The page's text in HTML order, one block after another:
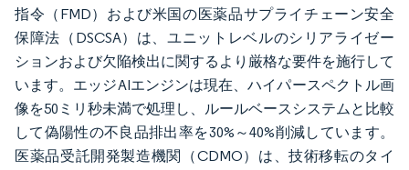
指令（FMD）および米国の医薬品サプライチェーン安全
保障法（DSCSA）は、ユニットレベルのシリアライゼー
ションおよび欠陥検出に関するより厳格な要件を施行して
います。エッジAIエンジンは現在、ハイパースペクトル画
像を50ミリ秒未満で処理し、ルールベースシステムと比較
して偽陽性の不良品排出率を30%～40%削減しています。
医薬品受託開発製造機関（CDMO）は、技術移転のタイ